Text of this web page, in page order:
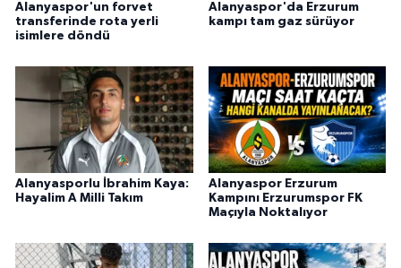
Alanyaspor'un forvet
transferinde rota yerli
isimlere döndü
Alanyaspor'da Erzurum
kampı tam gaz sürüyor
Alanyasporlu İbrahim Kaya:
Hayalim A Milli Takım
Alanyaspor Erzurum
Kampını Erzurumspor FK
Maçıyla Noktalıyor